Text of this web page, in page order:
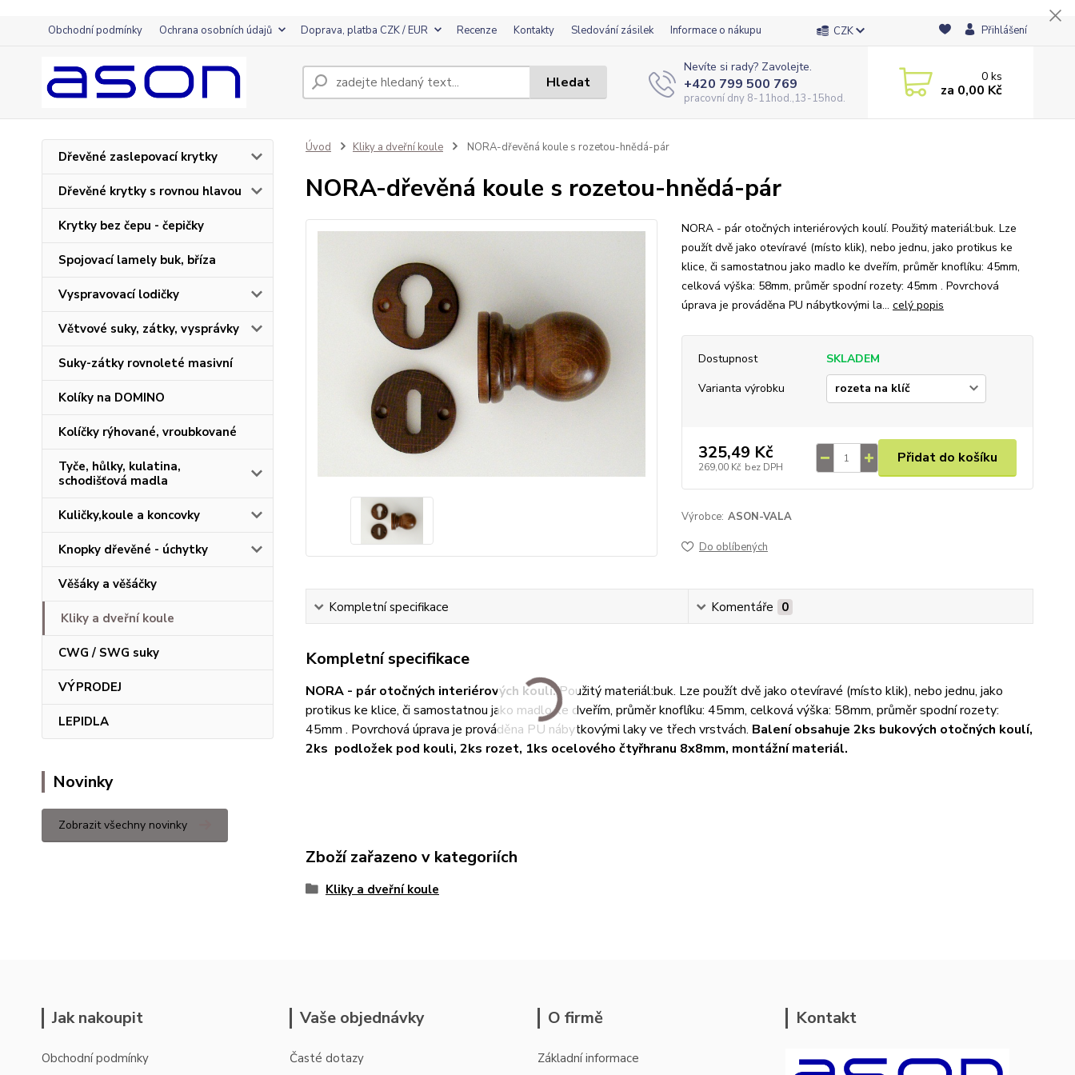
Obchodní podmínky Ochrana osobních údajů Doprava, platba CZK / EUR Recenze Kontakty Sledování zásilek Informace o nákupu CZK Přihlášení
Hledat
Nevíte si rady? Zavolejte.
+420 799 500 769
pracovní dny 8-11hod.,13-15hod.
0ks
za 0,00 Kč
Dřevěné zaslepovací krytky
Dřevěné krytky s rovnou hlavou
Krytky bez čepu - čepičky
Spojovací lamely buk, bříza
Vyspravovací lodičky
Větvové suky, zátky, vysprávky
Suky-zátky rovnoleté masivní
Kolíky na DOMINO
Kolíčky rýhované, vroubkované
Tyče, hůlky, kulatina,
schodišťová madla
Kuličky,koule a koncovky
Knopky dřevěné - úchytky
Věšáky a věšáčky
Kliky a dveřní koule
CWG / SWG suky
VÝPRODEJ
LEPIDLA
Novinky
Zobrazit všechny novinky
Úvod Kliky a dveřní koule NORA-dřevěná koule s rozetou-hnědá-pár
NORA-dřevěná koule s rozetou-hnědá-pár
NORA - pár otočných interiérových koulí. Použitý materiál:buk. Lze
použít dvě jako otevíravé (místo klik), nebo jednu, jako protikus ke
klice, či samostatnou jako madlo ke dveřím, průměr knoflíku: 45mm,
celková výška: 58mm, průměr spodní rozety: 45mm . Povrchová
úprava je prováděna PU nábytkovými la... celý popis
Dostupnost
SKLADEM
Varianta výrobku
325,49 Kč
269,00 Kč bez DPH
Přidat do košíku
Výrobce: ASON-VALA
Do oblíbených
Kompletní specifikace Komentáře 0
Kompletní specifikace
NORA - pár otočných interiérových koulí.Použitý materiál:buk. Lze použít dvě jako otevíravé (místo klik), nebo jednu, jako
protikus ke klice, či samostatnou jako madlo ke dveřím, průměr knoflíku: 45mm, celková výška: 58mm, průměr spodní rozety:
45mm . Povrchová úprava je prováděna PU nábytkovými laky ve třech vrstvách. Balení obsahuje 2ks bukových otočných koulí,
2ks podložek pod kouli, 2ks rozet, 1ks ocelového čtyřhranu 8x8mm, montážní materiál.
Zboží zařazeno v kategoriích
Kliky a dveřní koule
Jak nakoupit
Obchodní podmínky
Vaše objednávky
Časté dotazy
O firmě
Základní informace
Kontakt